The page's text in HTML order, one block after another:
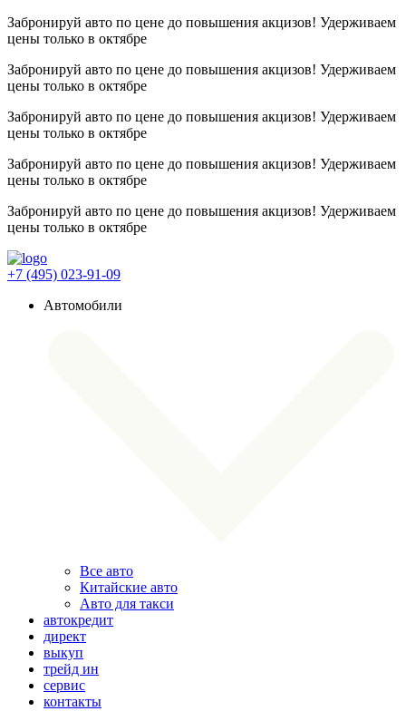
Забронируй авто по цене до повышения акцизов! Удерживаем
цены только в октябре
Забронируй авто по цене до повышения акцизов! Удерживаем
цены только в октябре
Забронируй авто по цене до повышения акцизов! Удерживаем
цены только в октябре
Забронируй авто по цене до повышения акцизов! Удерживаем
цены только в октябре
Забронируй авто по цене до повышения акцизов! Удерживаем
цены только в октябре
+7 (495) 023-91-09
Автомобили
Все авто
Китайские авто
Авто для такси
автокредит
директ
выкуп
трейд ин
сервис
контакты